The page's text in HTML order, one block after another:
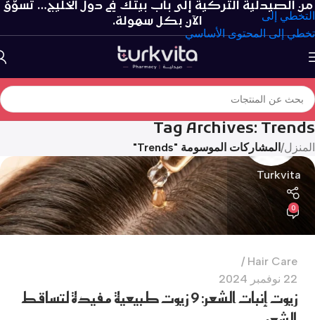
التخطي إلى
تخطي إلى المحتوى الأساسي
من الصيدلية التركية إلى باب بيتك في دول الخليج… تسوّق
الآن بكل سهولة.
Tag Archives: Trends
المنزل/المشاركات الموسومة "Trends"
Turkvita
0
Hair Care
22 نوفمبر 2024
زيوت إنبات الشعر: 9 زيوت طبيعية مفيدة لتساقط